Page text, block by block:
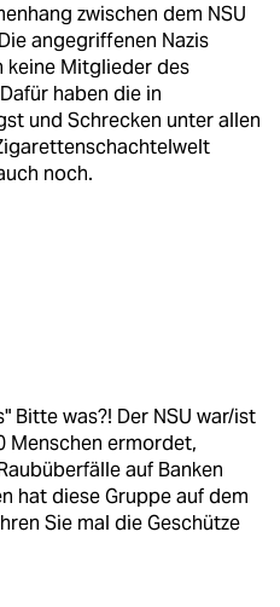
zwischen dem NSU
angegriffenen Nazis
keine Mitglieder des
haben die in
und Schrecken unter allen
noch.
Bitte was?! Der NSU war/ist
Menschen ermordet,
auf Banken
hat diese Gruppe auf dem
Sie mal die Geschütze